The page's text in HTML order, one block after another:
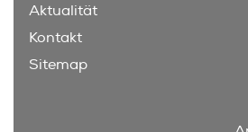
Aktualität
Kontakt
Sitemap